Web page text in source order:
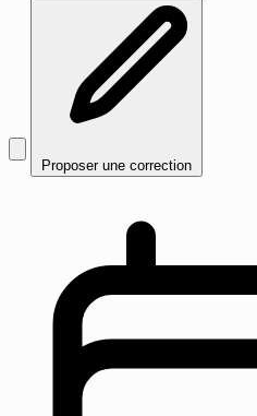
Proposer une correction